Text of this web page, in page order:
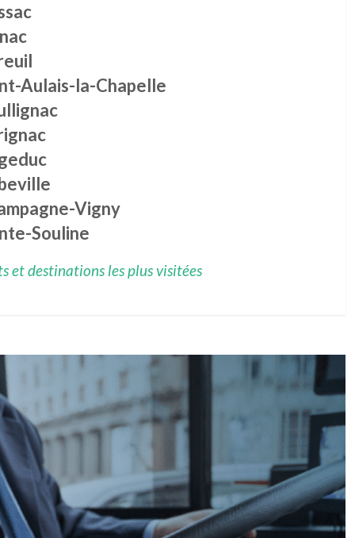
Aulais-la-Chapelle
Vigny
Souline
et destinations les plus visitées